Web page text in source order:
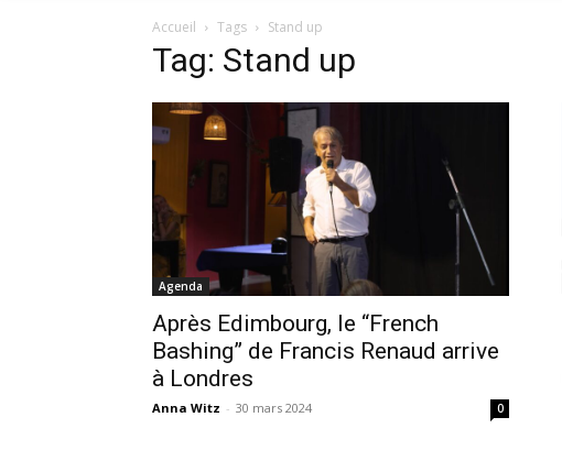
Accueil Tags Stand up
Tag: Stand up
Agenda
Après Edimbourg, le “French
Bashing” de Francis Renaud arrive
à Londres
Anna Witz - 30 mars 2024 0